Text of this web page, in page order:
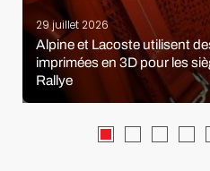
29 juillet 2026
Alpine et Lacoste utilisent
imprimées en 3D pour les
Rallye